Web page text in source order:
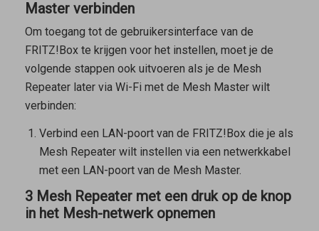
Master verbinden
Om toegang tot de gebruikersinterface van de
FRITZ!Box te krijgen voor het instellen, moet je de
volgende stappen ook uitvoeren als je de Mesh
Repeaterlater via Wi-Fi met de Mesh Masterwilt
verbinden:
Verbind een LAN-poort van de FRITZ!Box die je als
Mesh Repeaterwilt instellen via een netwerkkabel
met een LAN-poort van de Mesh Master.
3 Mesh Repeater met een druk op de knop
in het Mesh-netwerk opnemen